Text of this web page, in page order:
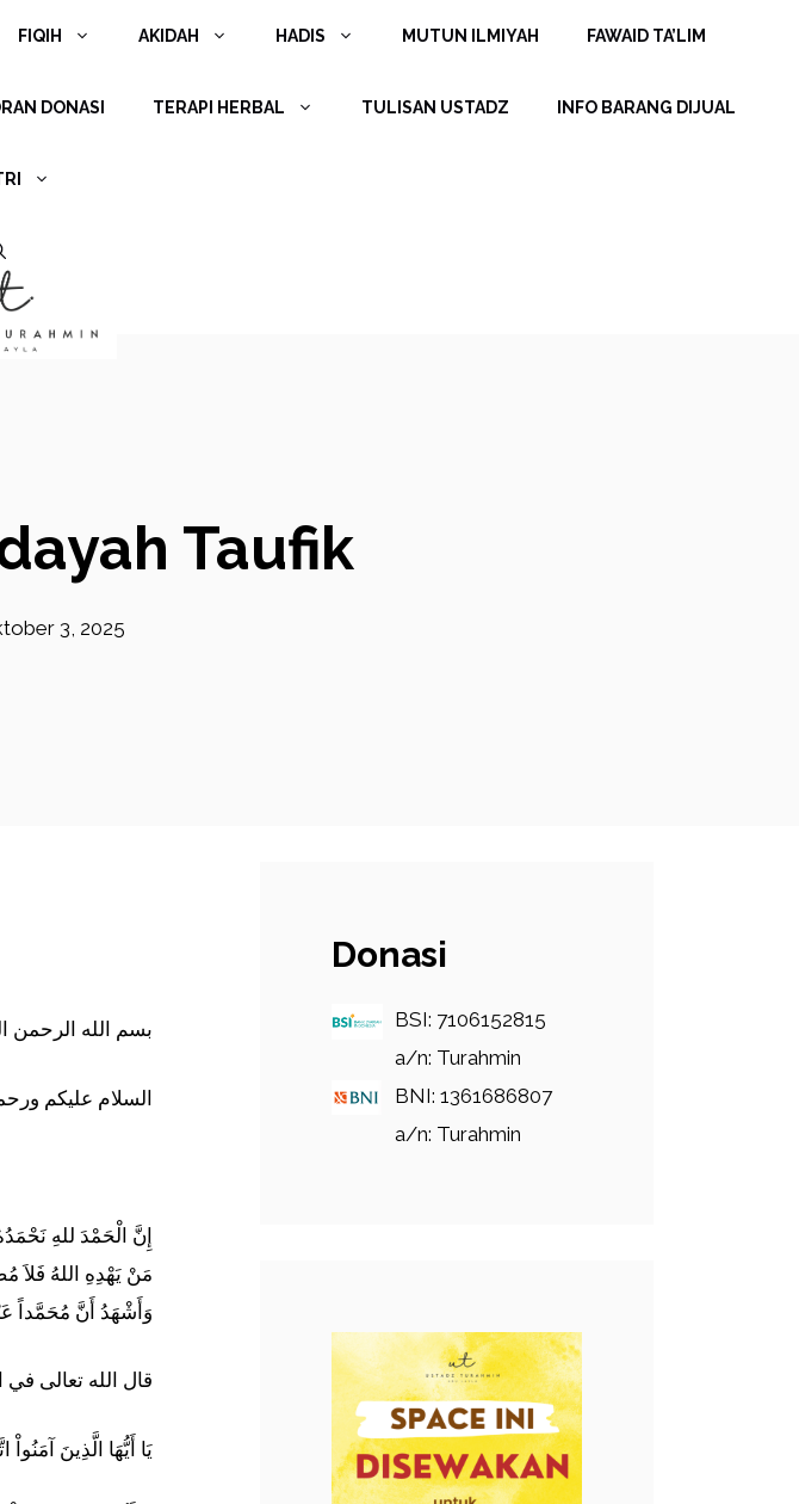
FIQIH AKIDAH HADIS MUTUN ILMIYAH FAWAID TA’LIM
DONASI TERAPI HERBAL TULISAN USTADZ INFO BARANG DIJUAL
Taufik
3, 2025
بسم الله الرحمن
السلام عليكم
إِنَّ الْحَمْدَ للهِ
مَنْ يَهْدِهِ اللهُ فَلاَ
وَأَشْهَدُ أَنَّ مُحَمَّداً
قال الله تعالى في
يَا أَيُّهَا الَّذِينَ
Donasi
BSI: 7106152815
a/n: Turahmin
BNI: 1361686807
a/n: Turahmin